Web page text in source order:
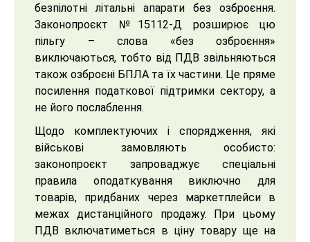
безпілотні літальні апарати без озброєння.
Законопроєкт №15112-Д розширює цю
пільгу – слова «без озброєння»
виключаються, тобто від ПДВ звільняються
також озброєні БПЛА та їх частини. Це пряме
посилення податкової підтримки сектору, а
не його послаблення.
Щодо комплектуючих і спорядження, які
військові замовляють особисто:
законопроєкт запроваджує спеціальні
правила оподаткування виключно для
товарів, придбаних через маркетплейси в
межах дистанційного продажу. При цьому
ПДВ включатиметься в ціну товару ще на